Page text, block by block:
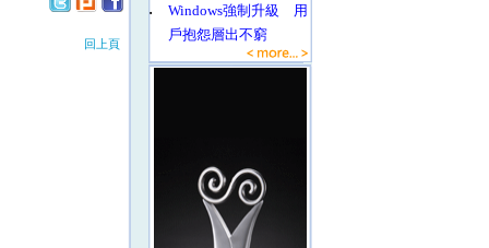
回上頁
‧
Windows強制升級 用
戶抱怨層出不窮